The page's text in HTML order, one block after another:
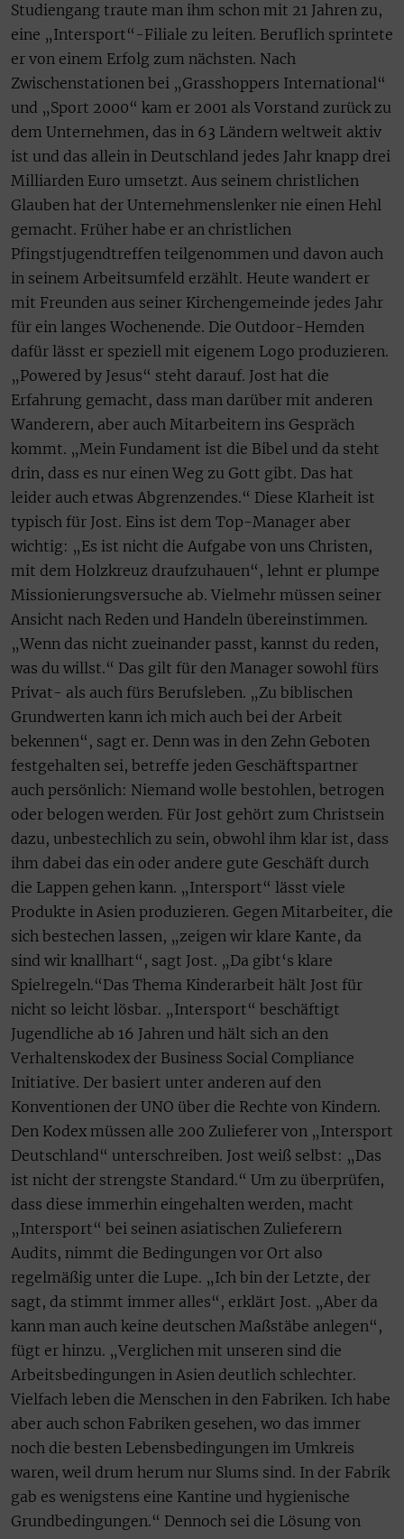
Studiengang traute man ihm schon mit 21 Jahren zu,
eine „Intersport“-Filiale zu leiten. Beruflich sprintete
er von einem Erfolg zum nächsten. Nach
Zwischenstationen bei „Grasshoppers International“
und „Sport 2000“ kam er 2001 als Vorstand zurück zu
dem Unternehmen, das in 63 Ländern weltweit aktiv
ist und das allein in Deutschland jedes Jahr knapp drei
Milliarden Euro umsetzt. Aus seinem christlichen
Glauben hat der Unternehmenslenker nie einen Hehl
gemacht. Früher habe er an christlichen
Pfingstjugendtreffen teilgenommen und davon auch
in seinem Arbeitsumfeld erzählt. Heute wandert er
mit Freunden aus seiner Kirchengemeinde jedes Jahr
für ein langes Wochenende. Die Outdoor-Hemden
dafür lässt er speziell mit eigenem Logo produzieren.
„Powered by Jesus“ steht darauf. Jost hat die
Erfahrung gemacht, dass man darüber mit anderen
Wanderern, aber auch Mitarbeitern ins Gespräch
kommt. „Mein Fundament ist die Bibel und da steht
drin, dass es nur einen Weg zu Gott gibt. Das hat
leider auch etwas Abgrenzendes.“ Diese Klarheit ist
typisch für Jost. Eins ist dem Top-Manager aber
wichtig: „Es ist nicht die Aufgabe von uns Christen,
mit dem Holzkreuz draufzuhauen“, lehnt er plumpe
Missionierungsversuche ab. Vielmehr müssen seiner
Ansicht nach Reden und Handeln übereinstimmen.
„Wenn das nicht zueinander passt, kannst du reden,
was du willst.“ Das gilt für den Manager sowohl fürs
Privat- als auch fürs Berufsleben. „Zu biblischen
Grundwerten kann ich mich auch bei der Arbeit
bekennen“, sagt er. Denn was in den Zehn Geboten
festgehalten sei, betreffe jeden Geschäftspartner
auch persönlich: Niemand wolle bestohlen, betrogen
oder belogen werden. Für Jost gehört zum Christsein
dazu, unbestechlich zu sein, obwohl ihm klar ist, dass
ihm dabei das ein oder andere gute Geschäft durch
die Lappen gehen kann. „Intersport“ lässt viele
Produkte in Asien produzieren. Gegen Mitarbeiter, die
sich bestechen lassen, „zeigen wir klare Kante, da
sind wir knallhart“, sagt Jost. „Da gibt‘s klare
Spielregeln.“Das Thema Kinderarbeit hält Jost für
nicht so leicht lösbar. „Intersport“ beschäftigt
Jugendliche ab 16 Jahren und hält sich an den
Verhaltenskodex der Business Social Compliance
Initiative. Der basiert unter anderen auf den
Konventionen der UNO über die Rechte von Kindern.
Den Kodex müssen alle 200 Zulieferer von „Intersport
Deutschland“ unterschreiben. Jost weiß selbst: „Das
ist nicht der strengste Standard.“ Um zu überprüfen,
dass diese immerhin eingehalten werden, macht
„Intersport“ bei seinen asiatischen Zulieferern
Audits, nimmt die Bedingungen vor Ort also
regelmäßig unter die Lupe. „Ich bin der Letzte, der
sagt, da stimmt immer alles“, erklärt Jost. „Aber da
kann man auch keine deutschen Maßstäbe anlegen“,
fügt er hinzu. „Verglichen mit unseren sind die
Arbeitsbedingungen in Asien deutlich schlechter.
Vielfach leben die Menschen in den Fabriken. Ich habe
aber auch schon Fabriken gesehen, wo das immer
noch die besten Lebensbedingungen im Umkreis
waren, weil drum herum nur Slums sind. In der Fabrik
gab es wenigstens eine Kantine und hygienische
Grundbedingungen.“ Dennoch sei die Lösung von